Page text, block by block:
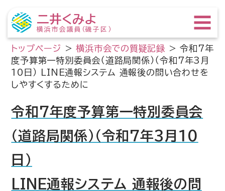
二井くみよ
横浜市会議員（磯子区）
トップページ >横浜市会での質疑記録 >令和7年
度予算第一特別委員会（道路局関係）（令和7年3月
10日） LINE通報システム 通報後の問い合わせを
しやすくするために
令和7年度予算第一特別委員会
（道路局関係）（令和7年3月10
日）
LINE通報システム 通報後の問